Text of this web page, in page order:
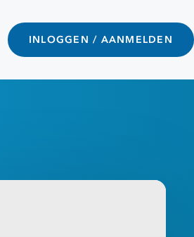
INLOGGEN / AANMELDEN